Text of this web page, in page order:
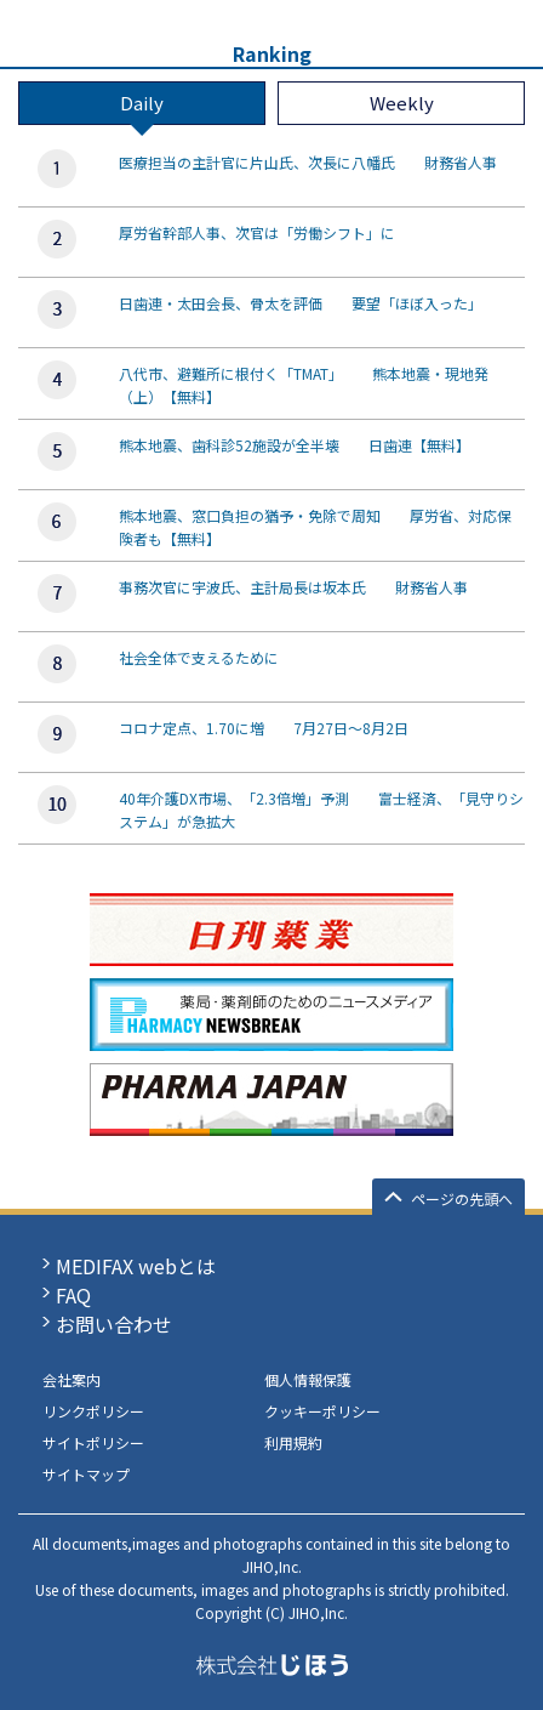
Ranking
Daily Weekly
医療担当の主計官に片山氏、次長に八幡氏 財務省人事
厚労省幹部人事、次官は「労働シフト」に
日歯連・太田会長、骨太を評価 要望「ほぼ入った」
八代市、避難所に根付く「TMAT」 熊本地震・現地発
（上）【無料】
熊本地震、歯科診52施設が全半壊 日歯連【無料】
熊本地震、窓口負担の猶予・免除で周知 厚労省、対応保
険者も【無料】
事務次官に宇波氏、主計局長は坂本氏 財務省人事
社会全体で支えるために
コロナ定点、1.70に増 7月27日～8月2日
40年介護DX市場、「2.3倍増」予測 富士経済、「見守りシ
ステム」が急拡大
ページの先頭へ
MEDIFAX webとは
FAQ
お問い合わせ
会社案内
個人情報保護
リンクポリシー
クッキーポリシー
サイトポリシー
利用規約
サイトマップ
All documents,images and photographs contained in this site belong to
JIHO,Inc.
Use of these documents, images and photographs is strictly prohibited.
Copyright (C) JIHO,Inc.